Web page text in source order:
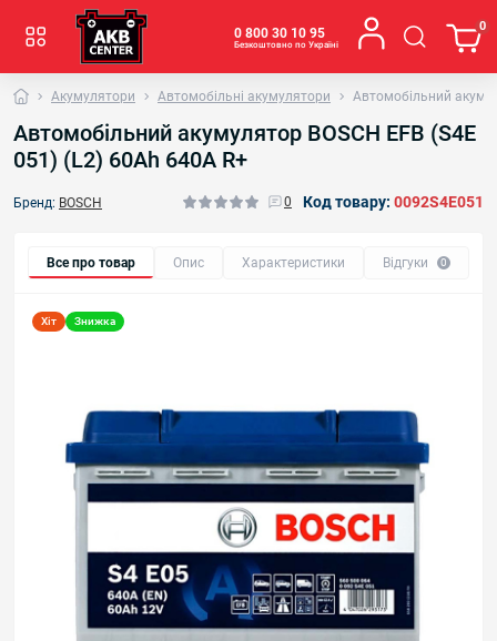
0 800 30 10 95
Безкоштовно по Україні
0
Акумулятори Автомобільні акумулятори Автомобільний
Автомобільний акумулятор BOSCH EFB (S4E
051) (L2) 60Ah 640A R+
Бренд: BOSCH 0 Код товару: 0092S4E051
Все про товар Опис Характеристики Відгуки 0
Хіт Знижка